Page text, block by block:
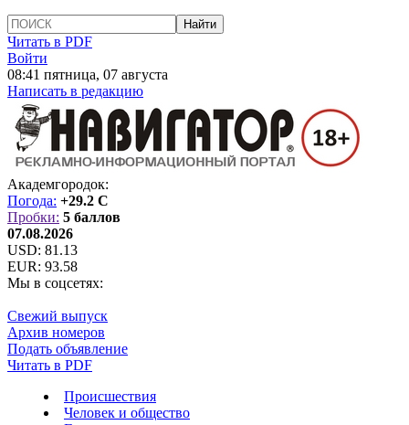
Читать в PDF
Войти
08:41 пятница, 07 августа
Написать в редакцию
Академгородок:
Погода: +29.2 C
Пробки: 5 баллов
07.08.2026
USD: 81.13
EUR: 93.58
Мы в соцсетях:
Свежий выпуск
Архив номеров
Подать объявление
Читать в PDF
Происшествия
Человек и общество